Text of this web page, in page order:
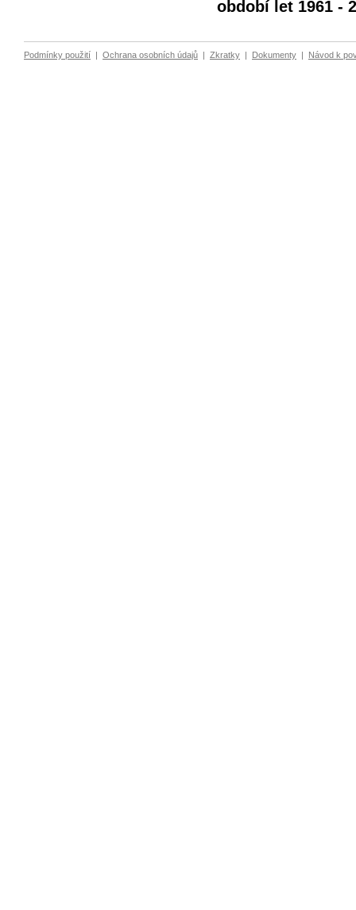
období let 1961 -
Podmínky použití | Ochrana osobních údajů | Zkratky | Dokumenty | Návod k